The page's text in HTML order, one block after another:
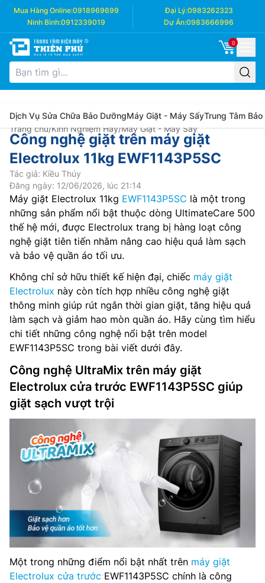
Mua Hàng Online:0918969699 Đại Lý:0983262323
Ninh Bình:0912339019 Dự Án:0983666996
0
Dịch Vụ Sửa Chữa Bảo DưỡngMáy Giặt - Máy SấyTrung Tâm Bảo
Trang chủ/Kinh Nghiệm Hay/Máy Giặt - Máy Sấy
Công nghệ giặt trên máy giặt
Electrolux 11kg EWF1143P5SC
Tác giả: Kiều Thúy
Đăng ngày: 12/06/2026, lúc 21:14
Máy giặt Electrolux 11kg EWF1143P5SC là một trong
những sản phẩm nổi bật thuộc dòng UltimateCare 500
thế hệ mới, được Electrolux trang bị hàng loạt công
nghệ giặt tiên tiến nhằm nâng cao hiệu quả làm sạch
và bảo vệ quần áo tối ưu.
Không chỉ sở hữu thiết kế hiện đại, chiếc máy giặt
Electrolux này còn tích hợp nhiều công nghệ giặt
thông minh giúp rút ngắn thời gian giặt, tăng hiệu quả
làm sạch và giảm hao mòn quần áo. Hãy cùng tìm hiểu
chi tiết những công nghệ nổi bật trên model
EWF1143P5SC trong bài viết dưới đây.
Công nghệ UltraMix trên máy giặt
Electrolux cửa trước EWF1143P5SC giúp
giặt sạch vượt trội
Một trong những điểm nổi bật nhất trên máy giặt
Electrolux cửa trước EWF1143P5SC chính là công